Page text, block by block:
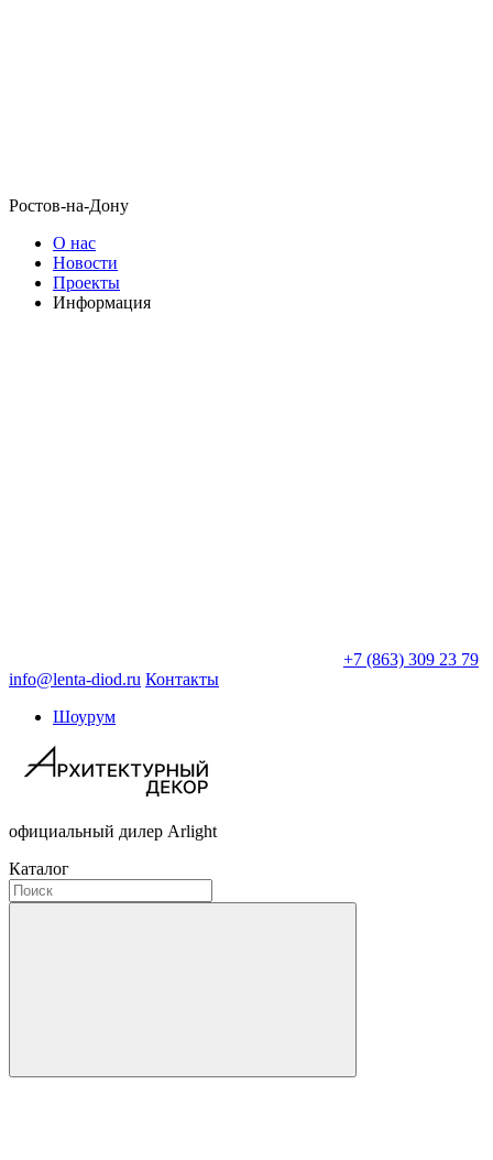
Ростов-на-Дону
О нас
Новости
Проекты
Информация
+7 (863) 309 23 79
info@lenta-diod.ru Контакты
Шоурум
официальный дилер Arlight
Каталог